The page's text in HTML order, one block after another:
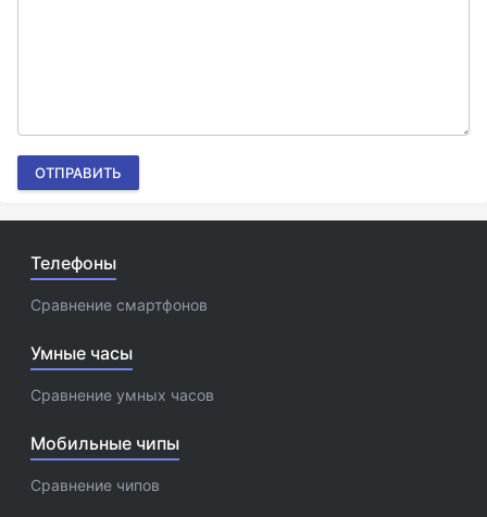
ОТПРАВИТЬ
Телефоны
Сравнение смартфонов
Умные часы
Сравнение умных часов
Мобильные чипы
Сравнение чипов